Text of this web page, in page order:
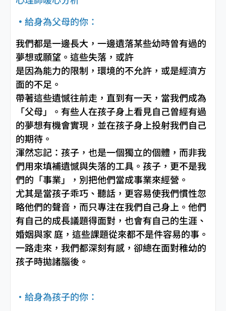
‧給身為父母的你：
我們都是一邊長大，一邊遺落某些幼時曾有過的
夢想或願望。這些失落，或許
是因為能力的限制，環境的不允許，或是經濟方
面的不足。
帶著這些遺憾往前走，直到有一天，當我們成為
「父母」。有些人在孩子身上看見自己曾經有過
的夢想有機會實現，並在孩子身上投射我們自己
的期待。
渾然忘記：孩子，也是一個獨立的個體，而非我
們用來填補遺憾與失落的工具。孩子，更不是我
們的「事業」，別把他們當成事業來經營。
尤其是當孩子乖巧、聽話，更容易使我們慣性忽
略他們的聲音，而只專注在我們自己身上。他們
有自己的成長議題得面對，也會有自己的生涯、
婚姻與家 庭，這些課題從來都不是件容易的事。
一路走來，我們都深刻有感，卻總在面對稚幼的
孩子時拋諸腦後。
‧給身為孩子的你：